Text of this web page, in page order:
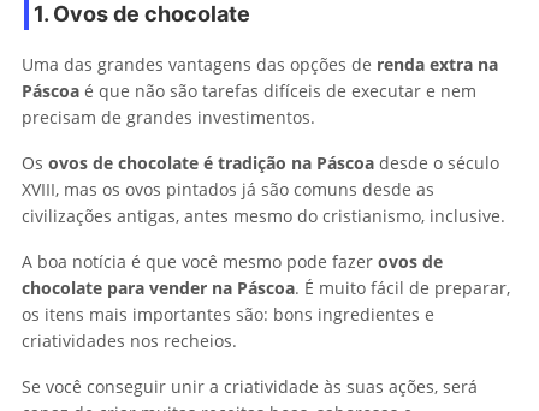
1. Ovos de chocolate
Uma das grandes vantagens das opções de renda extra na
Páscoa é que não são tarefas difíceis de executar e nem
precisam de grandes investimentos.
Os ovos de chocolate é tradição na Páscoa desde o século
XVIII, mas os ovos pintados já são comuns desde as
civilizações antigas, antes mesmo do cristianismo, inclusive.
A boa notícia é que você mesmo pode fazer ovos de
chocolate para vender na Páscoa. É muito fácil de preparar,
os itens mais importantes são: bons ingredientes e
criatividades nos recheios.
Se você conseguir unir a criatividade às suas ações, será